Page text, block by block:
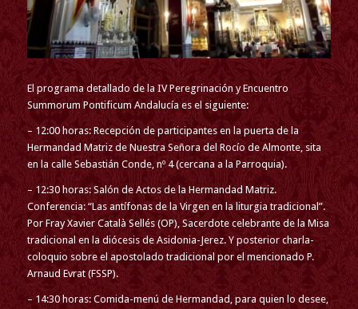
El programa detallado de la IV Peregrinación y Encuentro
Summorum Pontificum Andalucía es el siguiente:
– 12:00 horas: Recepción de participantes en la puerta de la
Hermandad Matriz de Nuestra Señora del Rocío de Almonte, sita
en la calle Sebastián Conde, nº 4 (cercana a la Parroquia).
– 12:30 horas: Salón de Actos de la Hermandad Matriz.
Conferencia: “Las antífonas de la Virgen en la liturgia tradicional”.
Por Fray Xavier Català Sellés (OP), Sacerdote celebrante de la Misa
tradicional en la diócesis de Asidonia-Jerez. Y posterior charla-
coloquio sobre el apostolado tradicional por el mencionado P.
Arnaud Evrat (FSSP).
– 14:30 horas: Comida-menú de Hermandad, para quien lo desee,